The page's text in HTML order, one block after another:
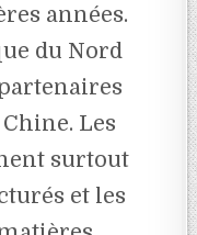
années.
du Nord
Les
surtout
et les